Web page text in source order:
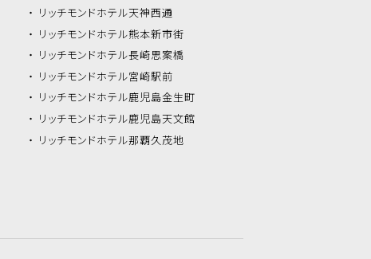
リッチモンドホテル天神西通
リッチモンドホテル熊本新市街
リッチモンドホテル長崎思案橋
リッチモンドホテル宮崎駅前
リッチモンドホテル鹿児島金生町
リッチモンドホテル鹿児島天文館
リッチモンドホテル那覇久茂地